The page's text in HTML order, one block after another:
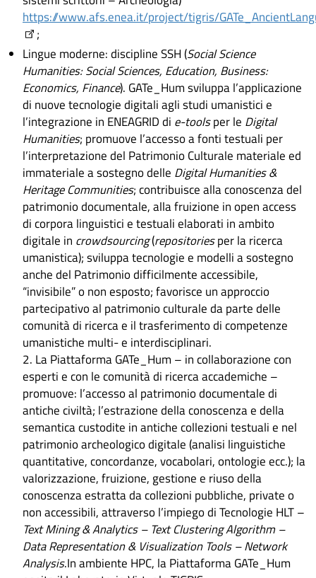
https://www.afs.enea.it/project/tigris/
;
Lingue moderne: discipline SSH (Social Science
Humanities: Social Sciences, Education, Business:
Economics, Finance). GATe_Hum sviluppa l’applicazione
di nuove tecnologie digitali agli studi umanistici e
l’integrazione in ENEAGRID di e-toolsper le Digital
Humanities; promuove l’accesso a fonti testuali per
l’interpretazione del Patrimonio Culturale materiale ed
immateriale a sostegno delle Digital Humanities &
Heritage Communities; contribuisce alla conoscenza del
patrimonio documentale, alla fruizione in open access
di corpora linguistici e testuali elaborati in ambito
digitale in crowdsourcing(repositoriesper la ricerca
umanistica); sviluppa tecnologie e modelli a sostegno
anche del Patrimonio difficilmente accessibile,
“invisibile” o non esposto; favorisce un approccio
partecipativo al patrimonio culturale da parte delle
comunità di ricerca e il trasferimento di competenze
umanistiche multi- e interdisciplinari.
2. La Piattaforma GATe_Hum – in collaborazione con
esperti e con le comunità di ricerca accademiche –
promuove: l’accesso al patrimonio documentale di
antiche civiltà; l’estrazione della conoscenza e della
semantica custodite in antiche collezioni testuali e nel
patrimonio archeologico digitale (analisi linguistiche
quantitative, concordanze, vocabolari, ontologie ecc.); la
valorizzazione, fruizione, gestione e riuso della
conoscenza estratta da collezioni pubbliche, private o
non accessibili, attraverso l’impiego di Tecnologie HLT –
Text Mining & Analytics – Text Clustering Algorithm –
Data Representation & Visualization Tools – Network
Analysis.In ambiente HPC, la Piattaforma GATe_Hum